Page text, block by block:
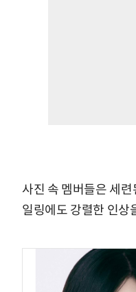
사진 속 멤버들은 세
일링에도 강렬한 인상